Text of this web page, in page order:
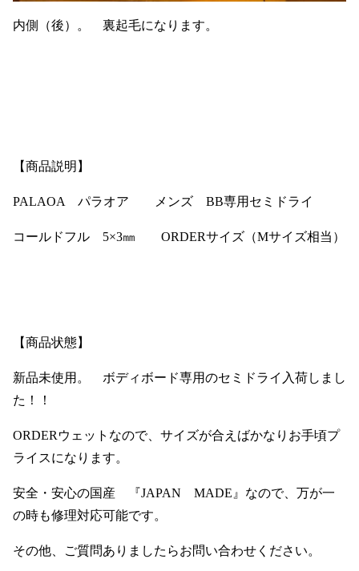
内側（後）。 裏起毛になります。
【商品説明】
PALAOA パラオア メンズ BB専用セミドライ
コールドフル 5×3㎜ ORDERサイズ（Mサイズ相当）
【商品状態】
新品未使用。 ボディボード専用のセミドライ入荷しまし
た！！
ORDERウェットなので、サイズが合えばかなりお手頃プ
ライスになります。
安全・安心の国産 『JAPAN MADE』なので、万が一
の時も修理対応可能です。
その他、ご質問ありましたらお問い合わせください。